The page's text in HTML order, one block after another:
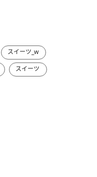
スイーツ_w
スイーツ